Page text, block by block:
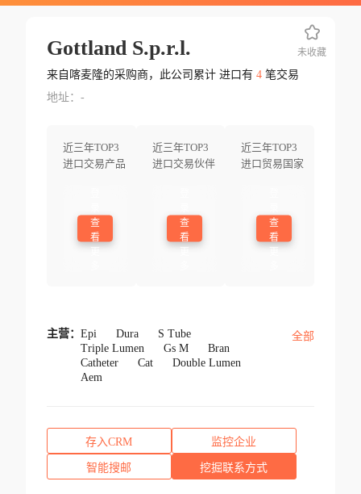
Gottland S.p.r.l.
来自喀麦隆的采购商，此公司累计 进口有 4笔交易
地址：-
近三年TOP3
进口交易产品
查
看
近三年TOP3
进口交易伙伴
查
看
近三年TOP3
进口贸易国家
查
看
未收藏
主营： Epi Dura
S Tube
Triple Lumen
Gs M
Bran
Catheter
Cat
Double Lumen
Aem
全部
存入CRM 监控企业
智能搜邮 挖掘联系方式